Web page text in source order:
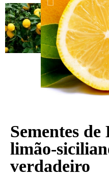
Sementes
limão-
verdadeiro